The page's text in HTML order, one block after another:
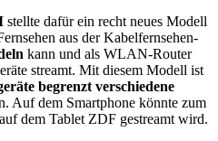
stellte dafür ein recht neues Modell
aus der Kabelfernsehen-
kann und als WLAN-Router
streamt. Mit diesem Modell ist
begrenzt verschiedene
Auf dem Smartphone könnte zum
dem Tablet ZDF gestreamt wird.